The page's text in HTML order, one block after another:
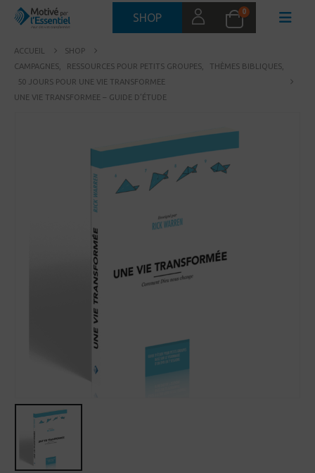
SHOP 0
ACCUEIL
SHOP
CAMPAGNES
RESSOURCES POUR PETITS GROUPES THÈMES BIBLIQUES
50 JOURS POUR UNE VIE TRANSFORMEE
UNE VIE TRANSFORMEE – GUIDE D’ÉTUDE